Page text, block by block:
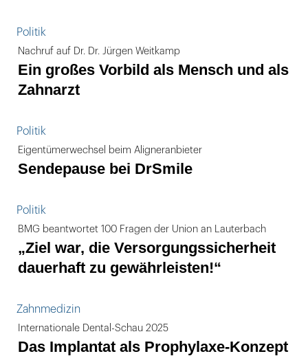
Politik
Nachruf auf Dr. Dr. Jürgen Weitkamp
Ein großes Vorbild als Mensch und als
Zahnarzt
Politik
Eigentümerwechsel beim Aligneranbieter
Sendepause bei DrSmile
Politik
BMG beantwortet 100 Fragen der Union an Lauterbach
„Ziel war, die Versorgungssicherheit
dauerhaft zu gewährleisten!“
Zahnmedizin
Internationale Dental-Schau 2025
Das Implantat als Prophylaxe-Konzept